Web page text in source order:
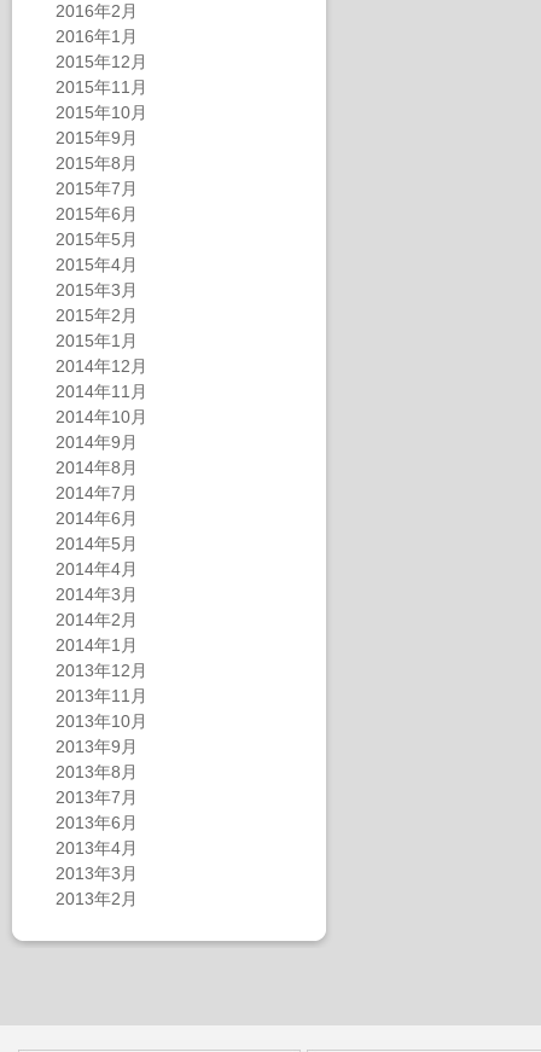
2016年2月
2016年1月
2015年12月
2015年11月
2015年10月
2015年9月
2015年8月
2015年7月
2015年6月
2015年5月
2015年4月
2015年3月
2015年2月
2015年1月
2014年12月
2014年11月
2014年10月
2014年9月
2014年8月
2014年7月
2014年6月
2014年5月
2014年4月
2014年3月
2014年2月
2014年1月
2013年12月
2013年11月
2013年10月
2013年9月
2013年8月
2013年7月
2013年6月
2013年4月
2013年3月
2013年2月